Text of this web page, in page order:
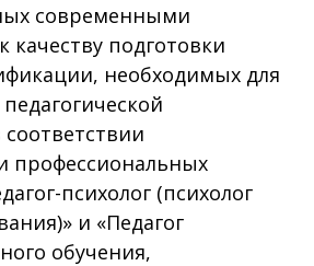
современными
качеству подготовки
необходимых для
профессиональных
психолог (психолог
и «Педагог
обучения,